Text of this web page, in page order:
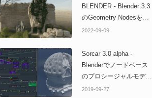
BLENDER - Blender 3.3
のGeometry Nodesを活
用した蔦生成アドオンが
2022-09-09
Sorcar 3.0 alpha -
Blenderでノードベース
のプロシージャルモデリ
ングを可能にする無料ア
2019-09-27